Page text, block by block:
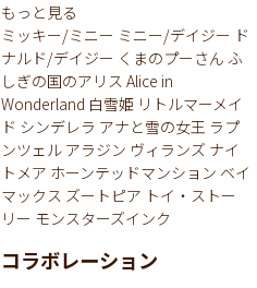
もっと見る
ミッキー/ミニー ミニー/デイジー ド
ナルド/デイジー くまのプーさん ふ
しぎの国のアリス Alice in
Wonderland 白雪姫 リトルマーメイ
ド シンデレラ アナと雪の女王 ラプ
ンツェル アラジン ヴィランズ ナイ
トメア ホーンテッドマンション ベイ
マックス ズートピア トイ・ストー
リー モンスターズインク
コラボレーション